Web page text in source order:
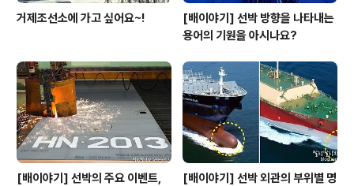
거제조선소에 가고 싶어요~!
[배이야기] 선박 방향을 나타내는
용어의 기원을 아시나요?
[배이야기] 선박의 주요 이벤트,
[배이야기] 선박 외관의 부위별 명